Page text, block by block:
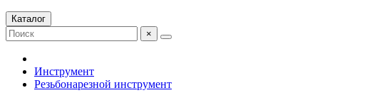
Каталог
×
Инструмент
Резьбонарезной инструмент